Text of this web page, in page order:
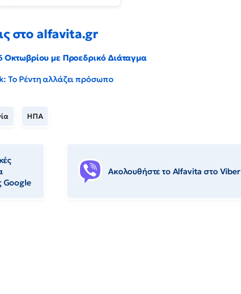
στο alfavita.gr
Οκτωβρίου με Προεδρικό Διάταγμα
Το Ρέντη αλλάζει πρόσωπο
ΗΠΑ
Google
Ακολουθήστε το Αlfavita στο Viber